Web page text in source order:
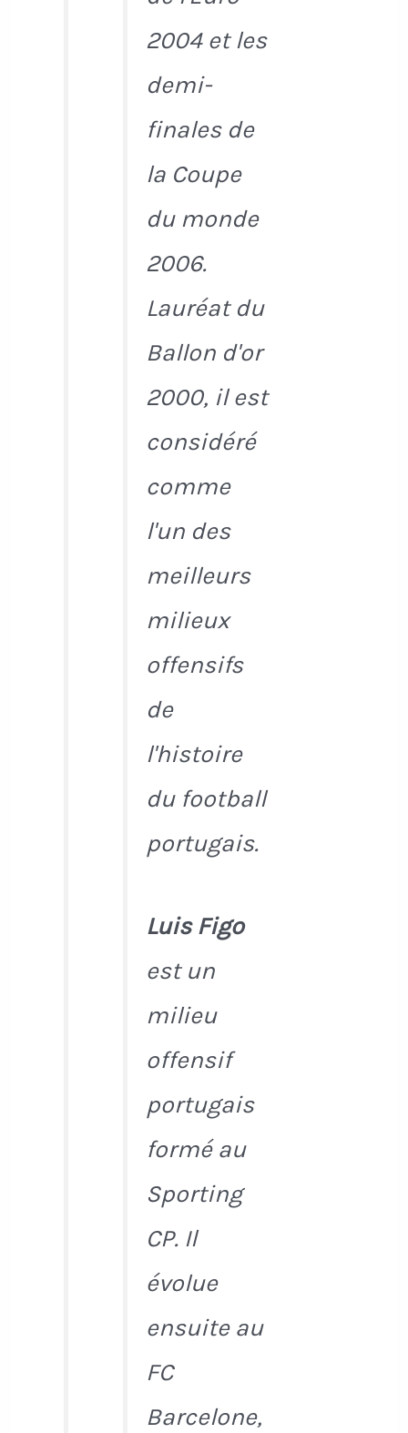
2004 et les
demi-
finales de
la Coupe
du monde
2006.
Lauréat du
Ballon d'or
2000, il est
considéré
comme
l'un des
meilleurs
milieux
offensifs
de
l'histoire
du football
portugais.
Luis Figo
est un
milieu
offensif
portugais
formé au
Sporting
CP. Il
évolue
ensuite au
FC
Barcelone,